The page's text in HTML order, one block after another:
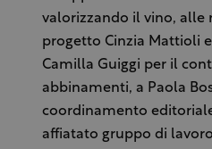
valorizzando il vino, alle
progetto Cinzia Mattioli
Camilla Guiggi per il
abbinamenti, a Paola
coordinamento
affiatato gruppo di